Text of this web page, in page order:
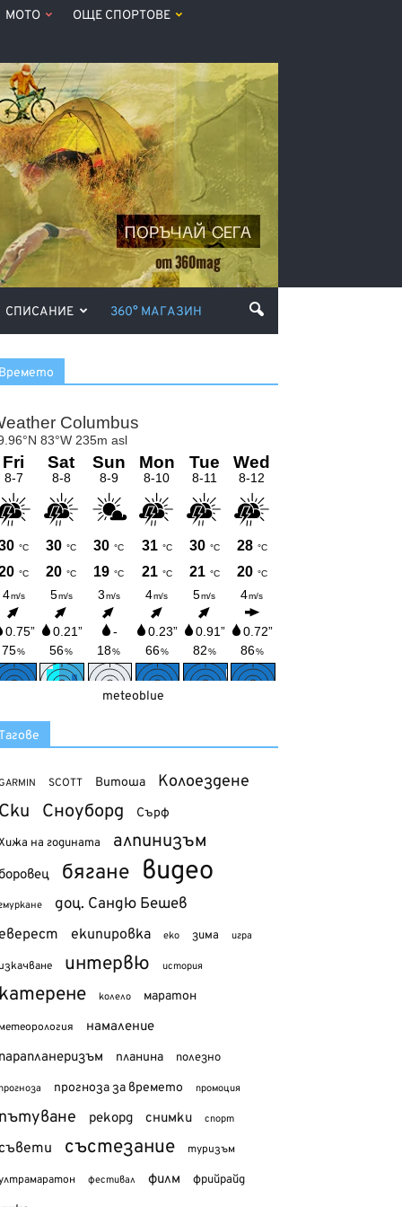
МОТО ОЩЕ СПОРТОВЕ
СПИСАНИЕ 360° МАГАЗИН
meteoblue
SCOTT Витоша Колоездене
Сноуборд Сърф
на годината алпинизъм
бягане видео
доц. Сандю Бешев
екипировка еко зима игра
интервю история
колело маратон
намаление
планина полезно
прогноза за времето промоция
рекорд снимки спорт
състезание туризъм
фестивал филм фрийрайд